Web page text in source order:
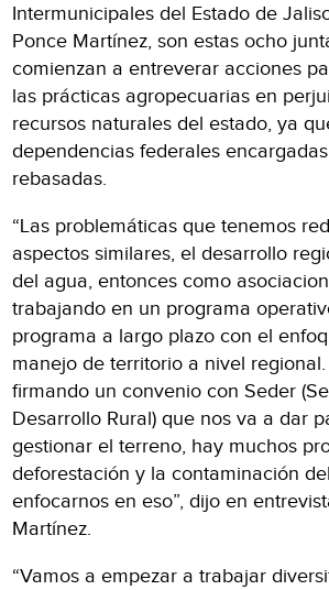
Intermunicipales del Estado de
Ponce Martínez, son estas ocho
comienzan a entreverar acciones
las prácticas agropecuarias en
recursos naturales del estado, ya
dependencias federales
rebasadas.
“Las problemáticas que tenemos
aspectos similares, el desarrollo
del agua, entonces como
trabajando en un programa
programa a largo plazo con el
manejo de territorio a nivel regional.
firmando un convenio con Seder
Desarrollo Rural) que nos va a dar
gestionar el terreno, hay muchos
deforestación y la contaminación
enfocarnos en eso”, dijo en
Martínez.
“Vamos a empezar a trabajar